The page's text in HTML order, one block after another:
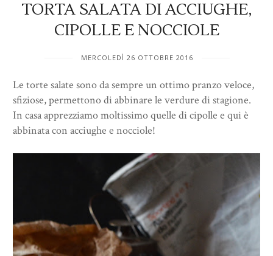
TORTA SALATA DI ACCIUGHE,
CIPOLLE E NOCCIOLE
MERCOLEDÌ 26 OTTOBRE 2016
Le torte salate sono da sempre un ottimo pranzo veloce,
sfiziose, permettono di abbinare le verdure di stagione.
In casa apprezziamo moltissimo quelle di cipolle e qui è
abbinata con acciughe e nocciole!